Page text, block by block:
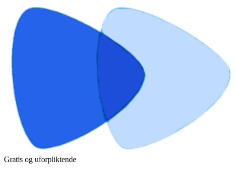
Gratis og uforpliktende